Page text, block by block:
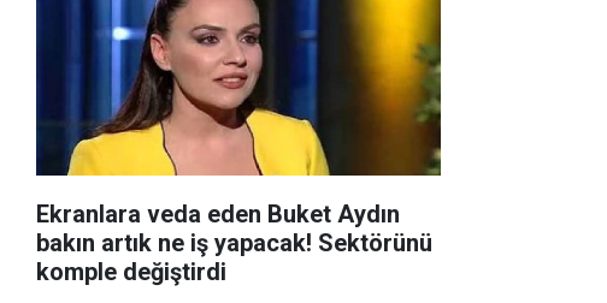
Ekranlara veda eden Buket Aydın
bakın artık ne iş yapacak! Sektörünü
komple değiştirdi